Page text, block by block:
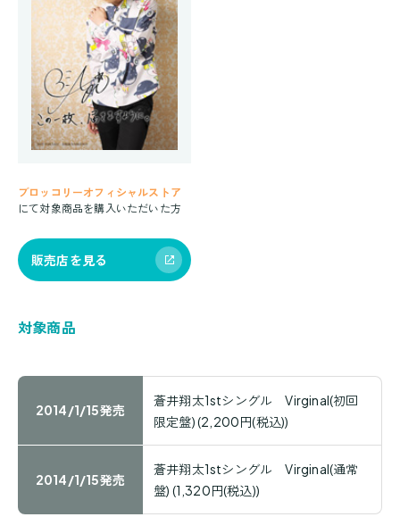
ブロッコリーオフィシャルストア
にて対象商品を購入いただいた方
販売店を見る
対象商品
2014/1/15発売
蒼井翔太1stシングル Virginal(初回
限定盤)(2,200円(税込))
2014/1/15発売
蒼井翔太1stシングル Virginal(通常
盤) (1,320円(税込))